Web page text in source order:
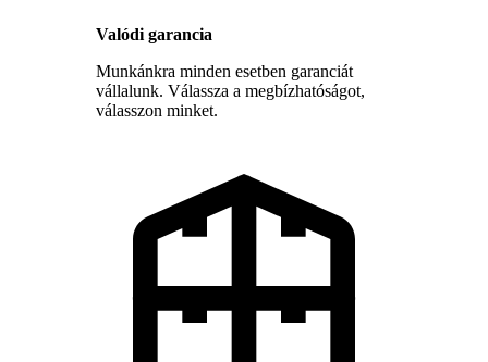
Valódi garancia
Munkánkra minden esetben garanciát
vállalunk. Válassza a megbízhatóságot,
válasszon minket.